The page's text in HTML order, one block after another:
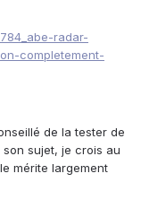
radar-
completement-
de la tester de
sujet, je crois au
mérite largement